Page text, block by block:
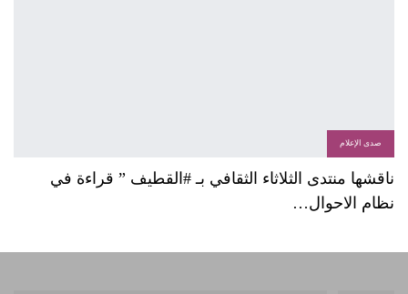
صدى الإعلام
ناقشها منتدى الثلاثاء الثقافي بـ #القطيف ” قراءة في
نظام الاحوال…